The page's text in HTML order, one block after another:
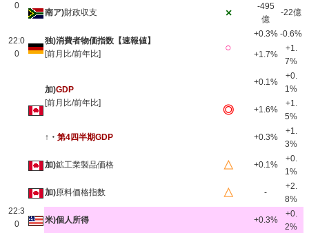
0
南ア)財政収支 ×
-495
億
-22億
22:0
0
独)消費者物価指数【速報値】
[前月比/前年比]
○
+0.3% -0.6%
+1.7%
+1.
7%
22:3
0
加)GDP
[前月比/前年比]
◎
+0.1%
+0.
1%
+1.6%
+1.
5%
↑・ 第4四半期GDP +0.3%
+1.
3%
加)鉱工業製品価格 △ +0.1%
+0.
1%
加)原料価格指数 △ -
+2.
8%
米)個人所得 +0.3%
+0.
2%